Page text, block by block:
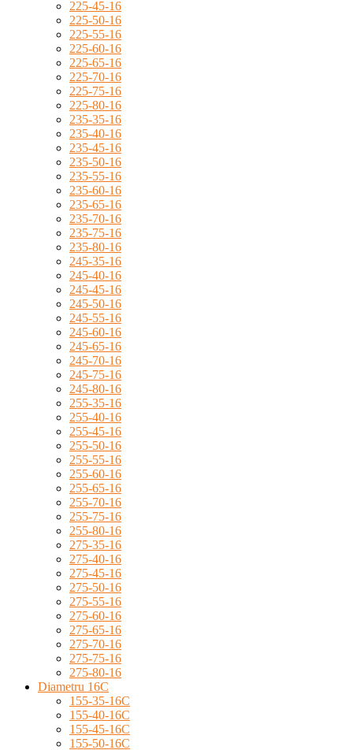
225-45-16
225-50-16
225-55-16
225-60-16
225-65-16
225-70-16
225-75-16
225-80-16
235-35-16
235-40-16
235-45-16
235-50-16
235-55-16
235-60-16
235-65-16
235-70-16
235-75-16
235-80-16
245-35-16
245-40-16
245-45-16
245-50-16
245-55-16
245-60-16
245-65-16
245-70-16
245-75-16
245-80-16
255-35-16
255-40-16
255-45-16
255-50-16
255-55-16
255-60-16
255-65-16
255-70-16
255-75-16
255-80-16
275-35-16
275-40-16
275-45-16
275-50-16
275-55-16
275-60-16
275-65-16
275-70-16
275-75-16
275-80-16
Diametru 16C
155-35-16C
155-40-16C
155-45-16C
155-50-16C